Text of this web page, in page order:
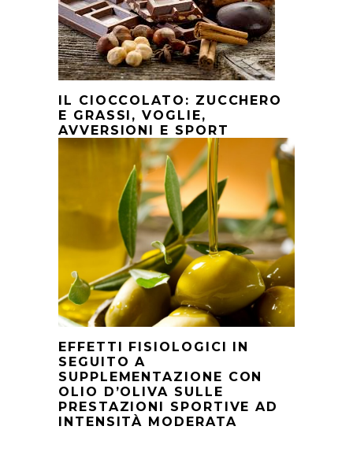
IL CIOCCOLATO: ZUCCHERO
E GRASSI, VOGLIE,
AVVERSIONI E SPORT
EFFETTI FISIOLOGICI IN
SEGUITO A
SUPPLEMENTAZIONE CON
OLIO D’OLIVA SULLE
PRESTAZIONI SPORTIVE AD
INTENSITÀ MODERATA